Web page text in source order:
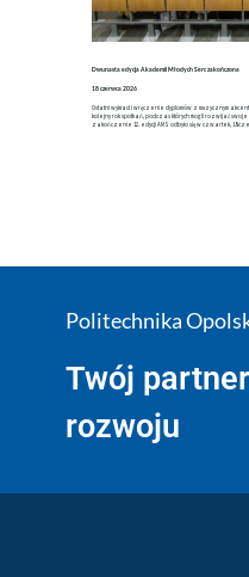
Dwunasta edycja Akademii Młodych Serc zakończona
18 czerwca 2026
Ostatni wykład i wręczenie dyplomów z muzycznym
kolejny rok spotkań, podczas których mogli rozwijać
zakończenie 12. edycji AMS odbyło się w czwartek, 18
Politechnika
Twój
rozwoju